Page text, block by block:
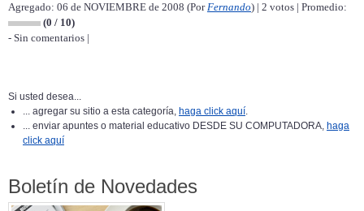
Agregado: 06 de NOVIEMBRE de 2008 (PorFernando) | 2 votos | Promedio:
(0 / 10)
- Sin comentarios |
Si usted desea...
... agregar su sitio a esta categoría, haga click aquí.
... enviar apuntes o material educativo DESDE SU COMPUTADORA, haga
click aquí
Boletín de Novedades